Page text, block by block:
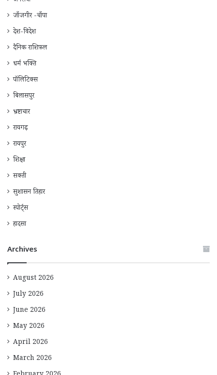
जाँजगीर -चाँपा
देश-विदेश
दैनिक राशिफ़ल
धर्म भक्ति
पॉलिटिक्स
बिलासपुर
भ्रष्टाचार
रायगढ़
रायपुर
शिक्षा
सक्ती
सुशासन तिहार
स्पोर्ट्स
हादसा
Archives
August 2026
July 2026
June 2026
May 2026
April 2026
March 2026